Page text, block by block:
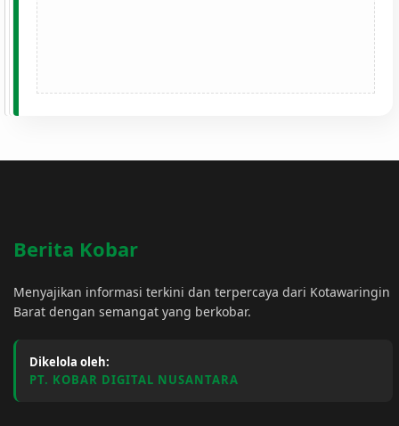
Berita Kobar
Menyajikan informasi terkini dan terpercaya dari Kotawaringin
Barat dengan semangat yang berkobar.
Dikelola oleh:
PT. KOBAR DIGITAL NUSANTARA